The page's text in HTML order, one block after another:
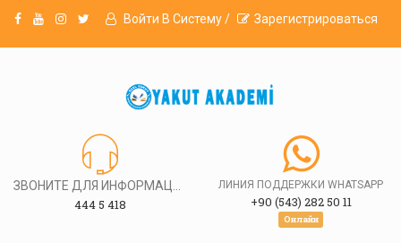
Войти В Систему / Зарегистрироваться
444 5 418
ЛИНИЯ ПОДДЕРЖКИ WHATSAPP
+90 (543) 282 50 11
Онлайн